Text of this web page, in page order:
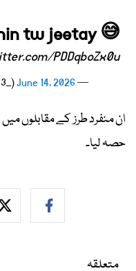
tw jeetay 😅
PDDqboZx0u
— Muneeb Farrukh (@Muneeb313_)
June 14, 2026
حصہ لیا۔
متعلقہ